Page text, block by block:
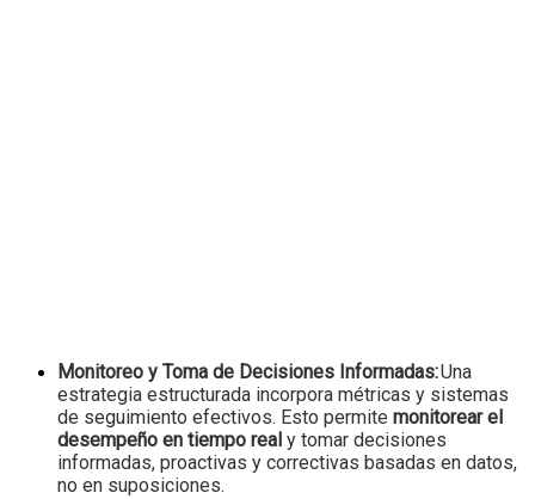
Monitoreo y Toma de Decisiones Informadas:Una
estrategia estructurada incorpora métricas y sistemas
de seguimiento efectivos. Esto permite monitorear el
desempeño en tiempo real y tomar decisiones
informadas, proactivas y correctivas basadas en datos,
no en suposiciones.